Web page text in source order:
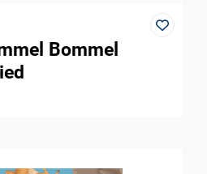
Bommel